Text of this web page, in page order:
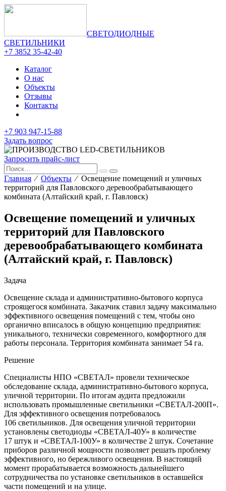
СВЕТОДИОДНЫЕ
СВЕТИЛЬНИКИ
+7 3852 35-42-40
Каталог
О нас
Объекты
Отзывы
Контакты
+7 903 947-15-88
Задать вопрос
Запросить прайс-лист
Главная ⁄ Объекты ⁄ Освещение помещений и уличных
территорий для Павловского деревообрабаты­вающего
комбината (Алтайский край, г. Павловск)
Освещение помещений и уличных
территорий для Павловского
деревообрабаты­вающего комбината
(Алтайский край, г. Павловск)
Задача
Освещение склада и административно-бытового корпуса
строящегося комбината. Заказчик ставил задачу максимально
эффективного освещения помещений с тем, чтобы оно
органично вписалось в общую концепцию предприятия:
уникального, технически современного, комфортного для
работы персонала. Территория комбината занимает 54 га.
Решение
Специалисты НПО «СВЕТАЛ» провели техническое
обследование склада, административно-бытового корпуса,
уличной территории. По итогам аудита предложили
использовать промышленные светильники «СВЕТАЛ-200П».
Для эффективного освещения потребовалось
106 светильников. Для освещения уличной территории
установлены светодиоды «СВЕТАЛ-40У» в количестве
17 штук и «СВЕТАЛ-100У» в количестве 2 штук. Сочетание
приборов различной мощности позволяет решать проблему
эффективного, но бережливого освещения. В настоящий
момент прорабатывается возможность дальнейшего
сотрудничества по установке светильников в оставшейся
части помещений и на улице.